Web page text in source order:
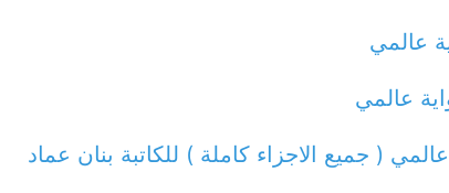
عالمي
عالمي
( جميع الاجزاء كاملة ) للكاتبة بنان عماد